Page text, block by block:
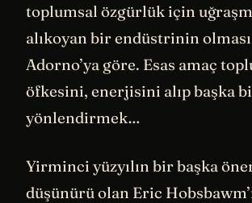
toplumsal özgürlük için
alıkoyan bir endüstrinin
Adorno’ya göre. Esas amaç
öfkesini, enerjisini alıp başka
yönlendirmek…
Yirminci yüzyılın bir başka
düşünürü olan Eric